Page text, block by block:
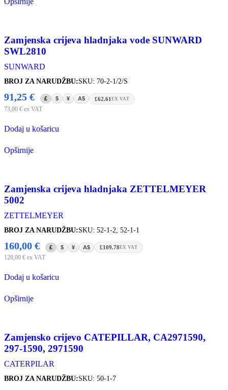
Zamjenska crijeva hladnjaka vode SUNWARD
SWL2810
SUNWARD
BROJ ZA NARUDŽBU:SKU: 70-2-1/2/S
91,25 € £ $ ¥ A$ £62.61 EX VAT
73,00 € ex VAT
Dodaj u košaricu
Opširnije
Zamjenska crijeva hladnjaka ZETTELMEYER
5002
ZETTELMEYER
BROJ ZA NARUDŽBU:SKU: 52-1-2, 52-1-1
160,00 € £ $ ¥ A$ £109.78EX VAT
128,00 € ex VAT
Dodaj u košaricu
Opširnije
Zamjensko crijevo CATEPILLAR, CA2971590,
297-1590, 2971590
CATERPILAR
BROJ ZA NARUDŽBU:SKU: 50-1-7